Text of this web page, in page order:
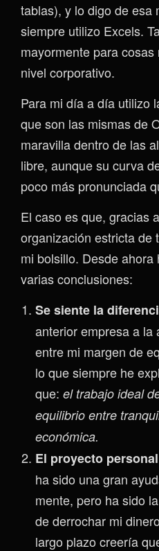
tablas), y lo digo de esa
siempre utilizo Excels.
mayormente para cosas
nivel corporativo.
Para mi día a día utilizo
que son las mismas de
maravilla dentro de las
libre, aunque su curva
poco más pronunciada
El caso es que, gracias
organización estricta de
mi bolsillo. Desde
varias conclusiones:
Se siente la
anterior empresa a la
entre mi margen de
lo que siempre he
que: el trabajo ideal
equilibrio entre
económica.
El proyecto
ha sido una gran
mente, pero ha sido
de derrochar mi
largo plazo creería